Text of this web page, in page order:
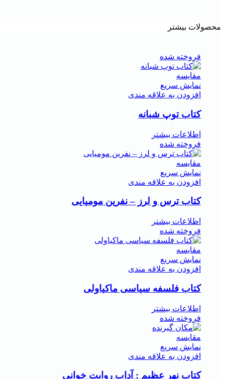
محصولات بیشتر
فروخته شده
مقايسه
نمایش سریع
افزودن به علاقه مندی
کتاب توپ شبانه
اطلاعات بیشتر
فروخته شده
مقايسه
نمایش سریع
افزودن به علاقه مندی
کتاب ترس و لرز – نفرین مومیایی
اطلاعات بیشتر
فروخته شده
مقايسه
نمایش سریع
افزودن به علاقه مندی
کتاب فلسفه سیاسی ماکیاولی
اطلاعات بیشتر
فروخته شده
مقايسه
نمایش سریع
افزودن به علاقه مندی
کتاب نهر عظیم : آداب روایت خوانی